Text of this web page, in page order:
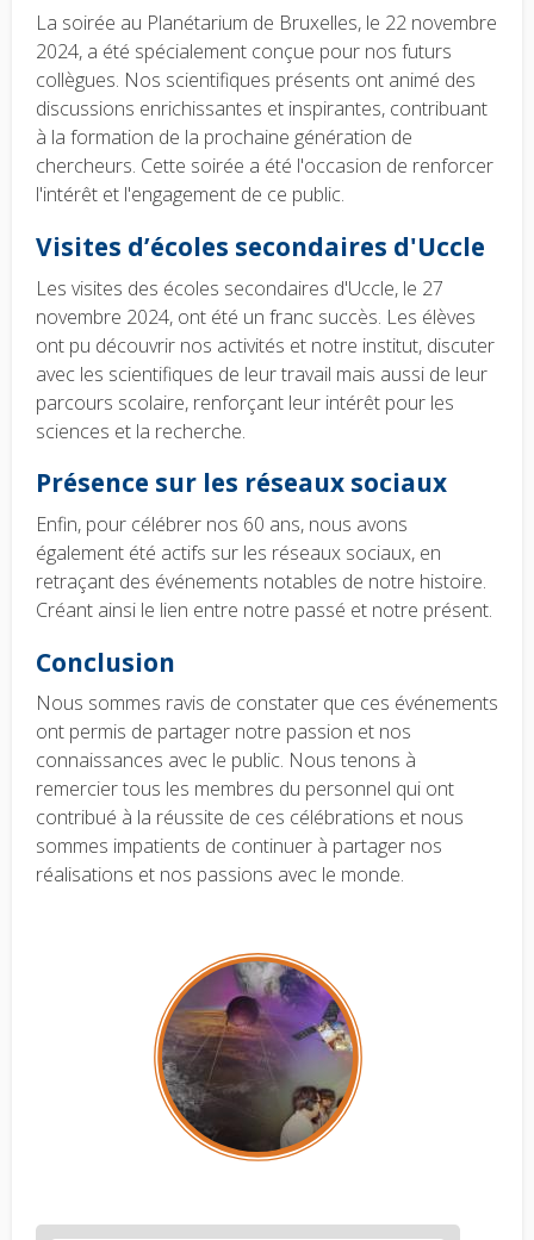
La soirée au Planétarium de Bruxelles, le 22 novembre
2024, a été spécialement conçue pour nos futurs
collègues. Nos scientifiques présents ont animé des
discussions enrichissantes et inspirantes, contribuant
à la formation de la prochaine génération de
chercheurs. Cette soirée a été l'occasion de renforcer
l'intérêt et l'engagement de ce public.
Visites d’écoles secondaires d'Uccle
Les visites des écoles secondaires d'Uccle, le 27
novembre 2024, ont été un franc succès. Les élèves
ont pu découvrir nos activités et notre institut, discuter
avec les scientifiques de leur travail mais aussi de leur
parcours scolaire, renforçant leur intérêt pour les
sciences et la recherche.
Présence sur les réseaux sociaux
Enfin, pour célébrer nos 60 ans, nous avons
également été actifs sur les réseaux sociaux, en
retraçant des événements notables de notre histoire.
Créant ainsi le lien entre notre passé et notre présent.
Conclusion
Nous sommes ravis de constater que ces événements
ont permis de partager notre passion et nos
connaissances avec le public. Nous tenons à
remercier tous les membres du personnel qui ont
contribué à la réussite de ces célébrations et nous
sommes impatients de continuer à partager nos
réalisations et nos passions avec le monde.